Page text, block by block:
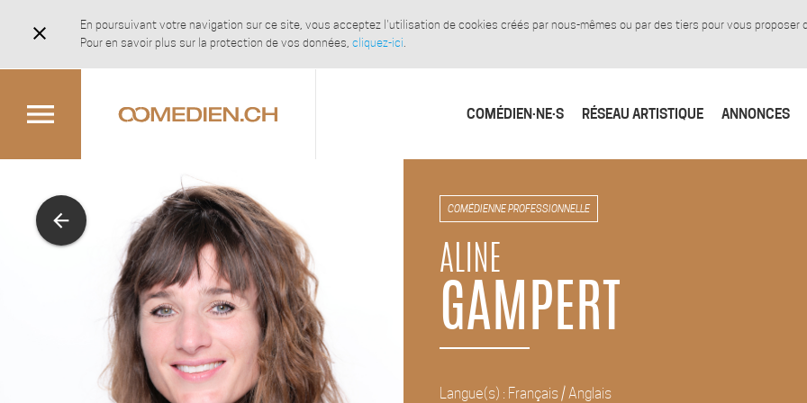
close
En poursuivant votre navigation sur ce site, vous acceptez l'utilisation de cookies créés par nous-mêmes ou par des tiers pour vous proposer
Pour en savoir plus sur la protection de vos données, cliquez-ici.
menu COMÉDIEN·NE·S RÉSEAU ARTISTIQUE ANNONCES
arrow_back COMÉDIENNE PROFESSIONNELLE
ALINE
GAMPERT
Langue(s) : Français / Anglais